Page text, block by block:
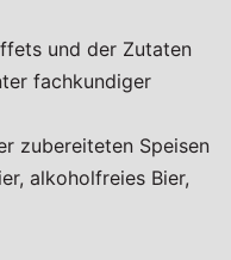
und der Zutaten
fachkundiger
zubereiteten Speisen
alkoholfreies Bier,